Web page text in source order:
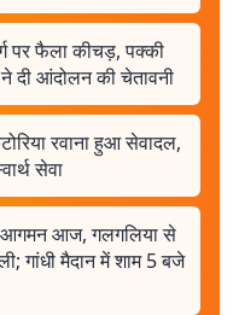
पर फैला कीचड़, पक्की
दी आंदोलन की चेतावनी
रवाना हुआ सेवादल,
सेवा
आगमन आज, गलगलिया से
गांधी मैदान में शाम 5 बजे